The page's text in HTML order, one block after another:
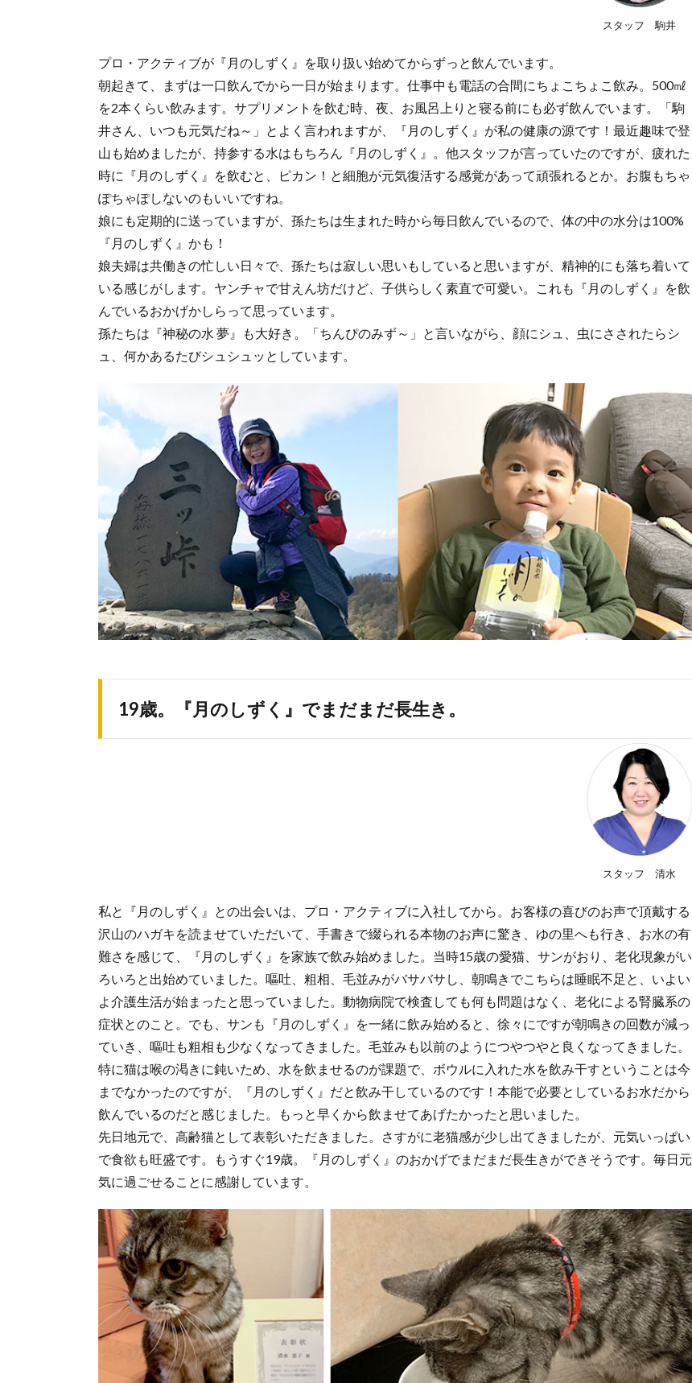
スタッフ 駒井
プロ・アクティブが『月のしずく』を取り扱い始めてからずっと飲んでいます。
朝起きて、まずは一口飲んでから一日が始まります。仕事中も電話の合間にちょこちょこ飲み。500㎖
を2本くらい飲みます。サプリメントを飲む時、夜、お風呂上りと寝る前にも必ず飲んでいます。「駒
井さん、いつも元気だね～」とよく言われますが、『月のしずく』が私の健康の源です！最近趣味で登
山も始めましたが、持参する水はもちろん『月のしずく』。他スタッフが言っていたのですが、疲れた
時に『月のしずく』を飲むと、ピカン！と細胞が元気復活する感覚があって頑張れるとか。お腹もちゃ
ぽちゃぽしないのもいいですね。
娘にも定期的に送っていますが、孫たちは生まれた時から毎日飲んでいるので、体の中の水分は100%
『月のしずく』かも！
娘夫婦は共働きの忙しい日々で、孫たちは寂しい思いもしていると思いますが、精神的にも落ち着いて
いる感じがします。ヤンチャで甘えん坊だけど、子供らしく素直で可愛い。これも『月のしずく』を飲
んでいるおかげかしらって思っています。
孫たちは『神秘の水 夢』も大好き。「ちんぴのみず～」と言いながら、顔にシュ、虫にさされたらシ
ュ、何かあるたびシュシュッとしています。
19歳。『月のしずく』でまだまだ長生き。
スタッフ 清水
私と『月のしずく』との出会いは、プロ・アクティブに入社してから。お客様の喜びのお声で頂戴する
沢山のハガキを読ませていただいて、手書きで綴られる本物のお声に驚き、ゆの里へも行き、お水の有
難さを感じて、『月のしずく』を家族で飲み始めました。当時15歳の愛猫、サンがおり、老化現象がい
ろいろと出始めていました。嘔吐、粗相、毛並みがバサバサし、朝鳴きでこちらは睡眠不足と、いよい
よ介護生活が始まったと思っていました。動物病院で検査しても何も問題はなく、老化による腎臓系の
症状とのこと。でも、サンも『月のしずく』を一緒に飲み始めると、徐々にですが朝鳴きの回数が減っ
ていき、嘔吐も粗相も少なくなってきました。毛並みも以前のようにつやつやと良くなってきました。
特に猫は喉の渇きに鈍いため、水を飲ませるのが課題で、ボウルに入れた水を飲み干すということは今
までなかったのですが、『月のしずく』だと飲み干しているのです！本能で必要としているお水だから
飲んでいるのだと感じました。もっと早くから飲ませてあげたかったと思いました。
先日地元で、高齢猫として表彰いただきました。さすがに老猫感が少し出てきましたが、元気いっぱい
で食欲も旺盛です。もうすぐ19歳。『月のしずく』のおかげでまだまだ長生きができそうです。毎日元
気に過ごせることに感謝しています。